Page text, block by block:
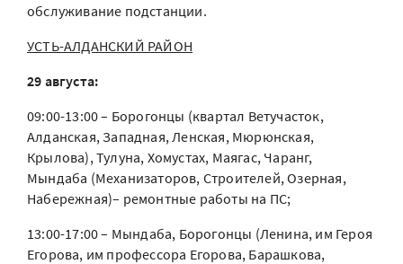
обслуживание подстанции.
УСТЬ-АЛДАНСКИЙ РАЙОН
29 августа:
09:00-13:00 – Борогонцы (квартал Ветучасток,
Алданская, Западная, Ленская, Мюрюнская,
Крылова), Тулуна, Хомустах, Маягас, Чаранг,
Мындаба (Механизаторов, Строителей, Озерная,
Набережная)– ремонтные работы на ПС;
13:00-17:00 – Мындаба, Борогонцы (Ленина, им Героя
Егорова, им профессора Егорова, Барашкова,